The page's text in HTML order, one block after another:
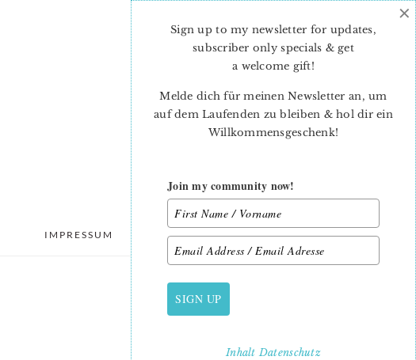
IMPRESSUM DATENSCHUTZ
PRIMARY
SIDEBAR
Sign up to my newsletter for updates,
subscriber only specials & get
a welcome gift!
Melde dich für meinen Newsletter an, um
auf dem Laufenden zu bleiben & hol dir ein
Willkommensgeschenk!
Join my community now!
SIGN UP
InhaltDatenschutz
×